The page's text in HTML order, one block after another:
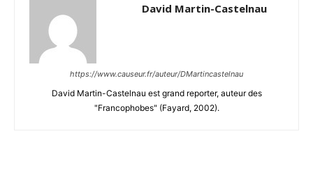
David Martin-Castelnau
https://www.causeur.fr/auteur/DMartincastelnau
David Martin-Castelnau est grand reporter, auteur des
"Francophobes" (Fayard, 2002).